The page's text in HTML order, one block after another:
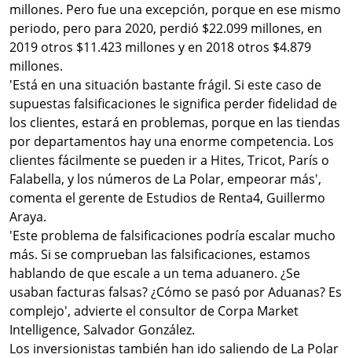
millones. Pero fue una excepción, porque en ese mismo
periodo, pero para 2020, perdió $22.099 millones, en
2019 otros $11.423 millones y en 2018 otros $4.879
millones.
'Está en una situación bastante frágil. Si este caso de
supuestas falsificaciones le significa perder fidelidad de
los clientes, estará en problemas, porque en las tiendas
por departamentos hay una enorme competencia. Los
clientes fácilmente se pueden ir a Hites, Tricot, París o
Falabella, y los números de La Polar, empeorar más',
comenta el gerente de Estudios de Renta4, Guillermo
Araya.
'Este problema de falsificaciones podría escalar mucho
más. Si se comprueban las falsificaciones, estamos
hablando de que escale a un tema aduanero. ¿Se
usaban facturas falsas? ¿Cómo se pasó por Aduanas? Es
complejo', advierte el consultor de Corpa Market
Intelligence, Salvador González.
Los inversionistas también han ido saliendo de La Polar